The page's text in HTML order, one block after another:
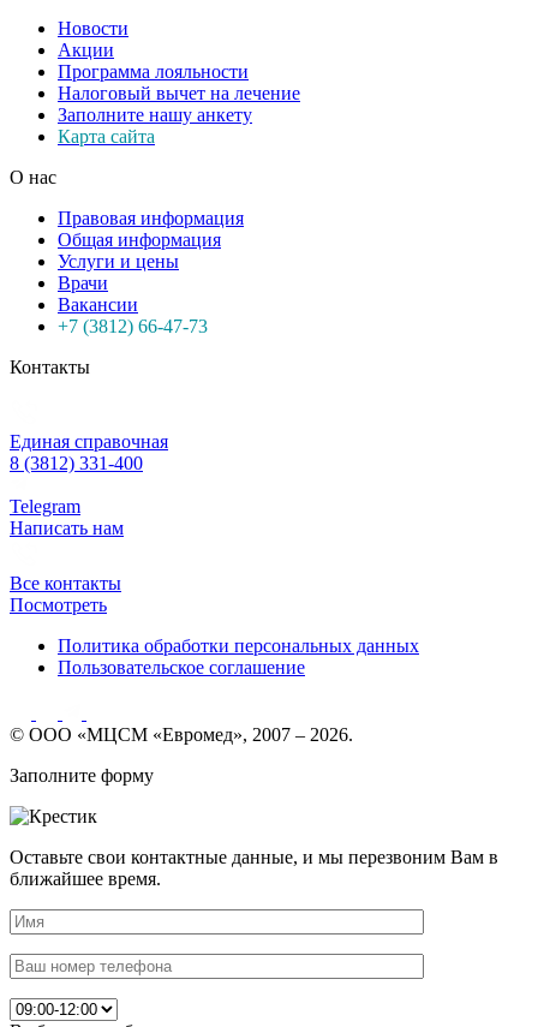
Новости
Акции
Программа лояльности
Налоговый вычет на лечение
Заполните нашу анкету
Карта сайта
О нас
Правовая информация
Общая информация
Услуги и цены
Врачи
Вакансии
+7 (3812) 66-47-73
Контакты
Единая справочная
8 (3812) 331-400
Telegram
Написать нам
Все контакты
Посмотреть
Политика обработки персональных данных
Пользовательское соглашение
© ООО «МЦСМ «Евромед», 2007 – 2026.
Заполните форму
Оставьте свои контактные данные, и мы перезвоним Вам в
ближайшее время.